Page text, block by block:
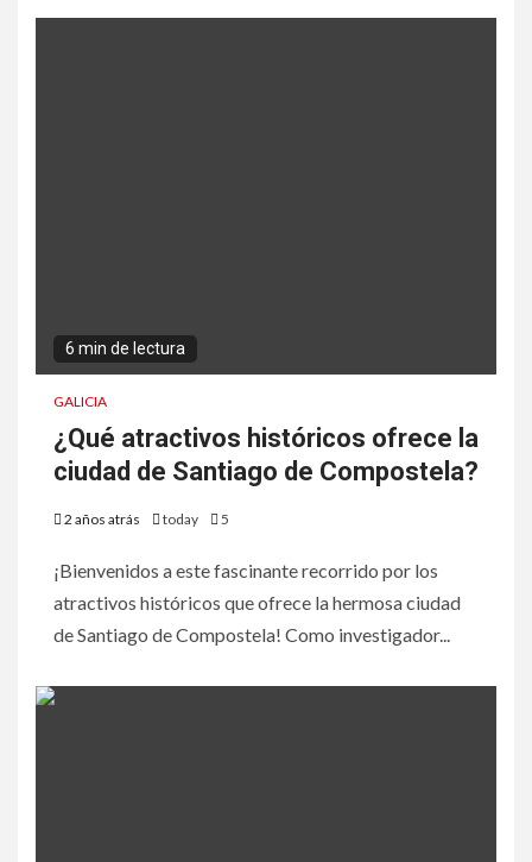
6 min de lectura
GALICIA
¿Qué atractivos históricos ofrece la
ciudad de Santiago de Compostela?
2 años atrás today 5
¡Bienvenidos a este fascinante recorrido por los
atractivos históricos que ofrece la hermosa ciudad
de Santiago de Compostela! Como investigador...